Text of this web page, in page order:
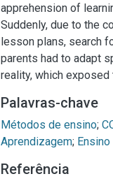
apprehension of
Suddenly, due to the
lesson plans, search
parents had to adapt
reality, which exposed
Palavras-chave
Métodos de ensino;
Aprendizagem;
Referência